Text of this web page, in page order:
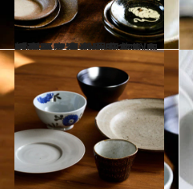
2023.11.18
「ざっと適当に盛るだけでセンスよく 見える」…料理研究家が愛用する うつわとは？ ひと目惚れ皿紹介も
ライフスタイル